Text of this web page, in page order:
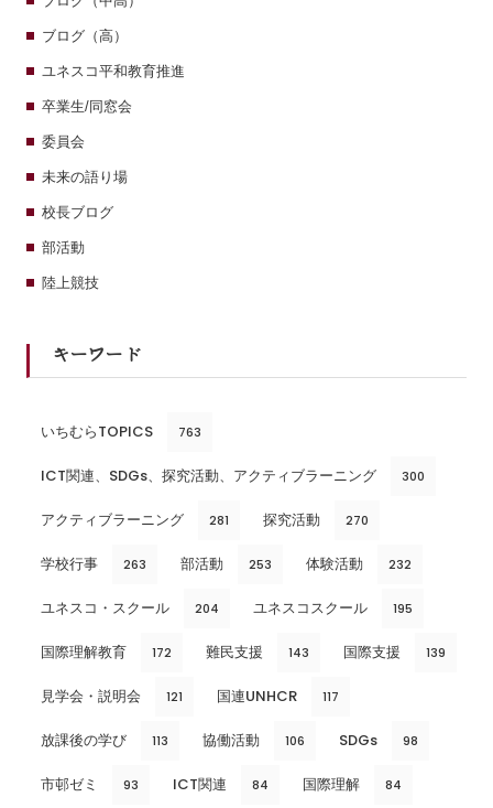
ブログ（高）
ユネスコ平和教育推進
卒業生/同窓会
委員会
未来の語り場
校長ブログ
部活動
陸上競技
キーワード
いちむらTOPICS 763
ICT関連、SDGs、探究活動、アクティブラーニング 300
アクティブラーニング 281 探究活動 270
学校行事 263 部活動 253 体験活動 232
ユネスコ・スクール 204 ユネスコスクール 195
国際理解教育 172 難民支援 143 国際支援 139
見学会・説明会 121 国連UNHCR 117
放課後の学び 113 協働活動 106 SDGs 98
市邨ゼミ 93 ICT関連 84 国際理解 84